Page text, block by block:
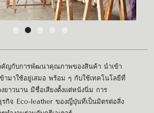
คัญกับการพัฒนาคุณภาพของสินค้า นำเข้า
ามาใช้อยู่เสมอ พร้อม ๆ กับใช้เทคโนโลยีที่
ยาวนาน มีชื่อเสียงตั้งแต่หนังนิ่ม การ
กิจ Eco-leather ของญี่ปุ่นที่เป็นมิตรต่อสิ่ง